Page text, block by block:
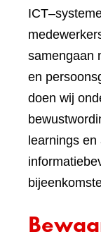
samengaan
en
doen wij
learnings